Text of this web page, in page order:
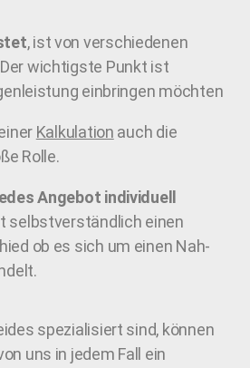
, ist von verschiedenen
wichtigste Punkt ist
einbringen möchten
Kalkulation auch die
Rolle.
Angebot individuell
selbstverständlich einen
ob es sich um einen Nah-
spezialisiert sind, können
uns in jedem Fall ein